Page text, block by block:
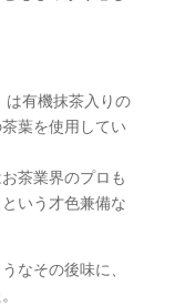
は有機抹茶入りの
葉を使用してい
茶業界のプロも
いう才色兼備な
なその後味に、